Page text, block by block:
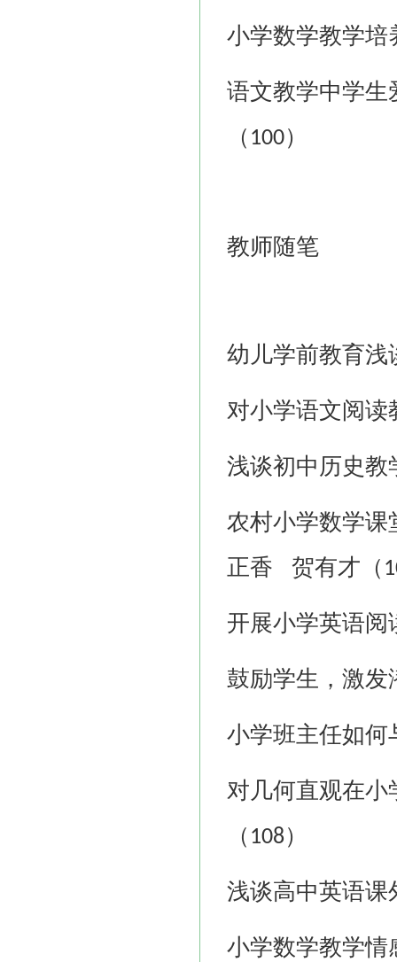
小学数学教学培
语文教学中学生
（ 100）
教师随笔
幼儿学前教育浅
对小学语文阅读
浅谈初中历史教
农村小学数学课
正香
贺有才（
开展小学英语阅
鼓励学生，激发
小学班主任如何
对几何直观在小
（ 108 ）
浅谈高中英语课
小学数学教学情